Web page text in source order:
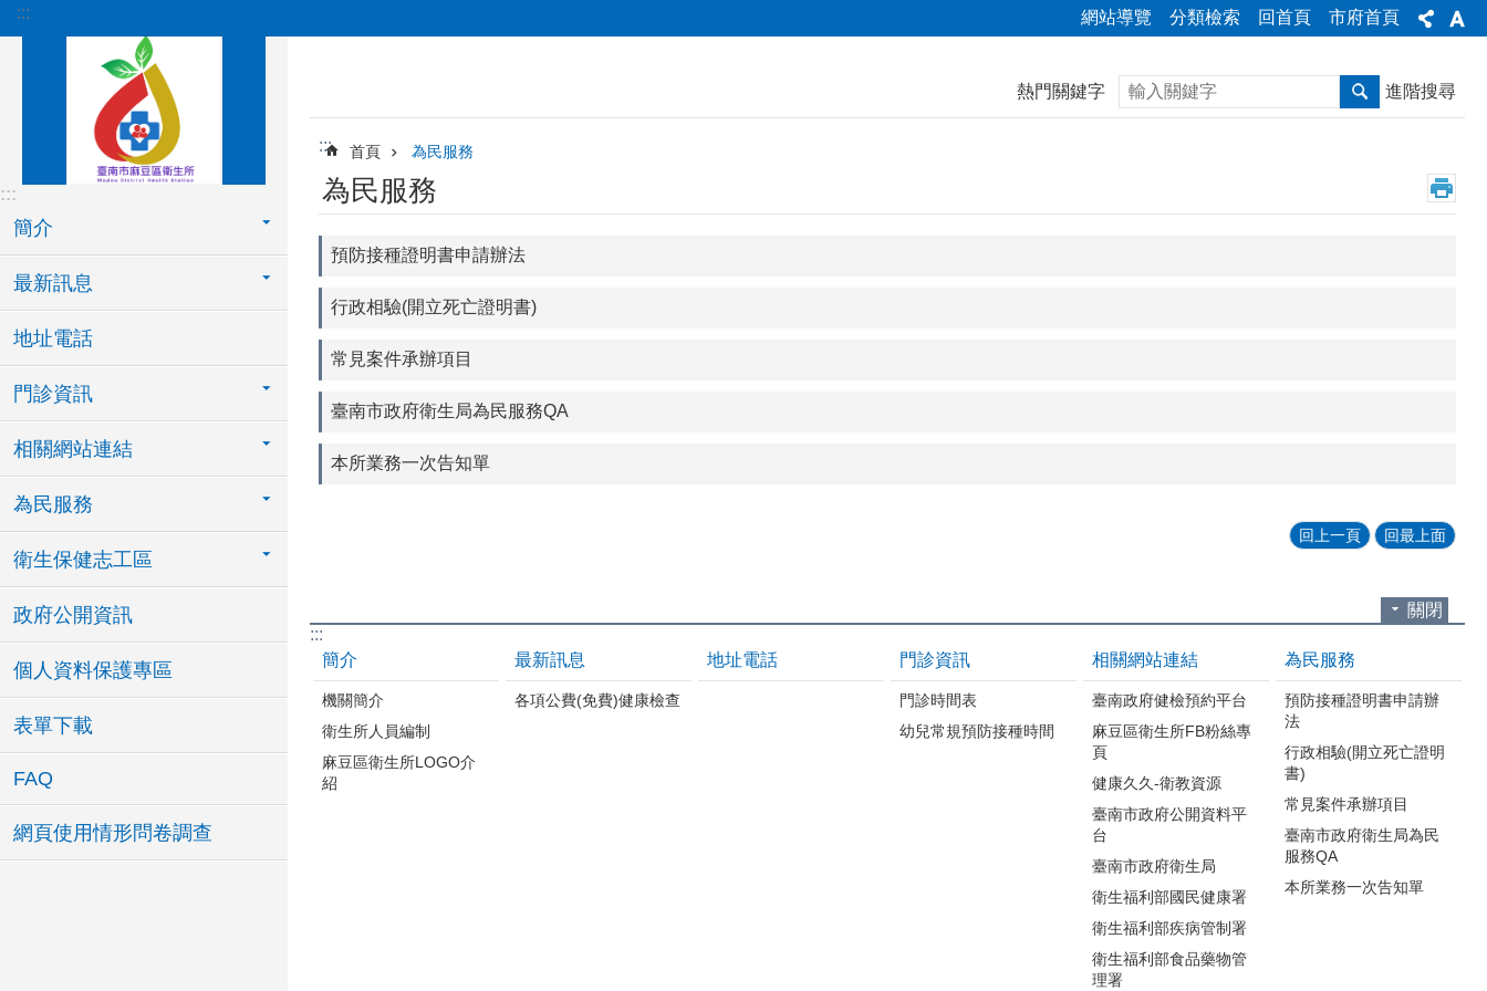
跳到主要內容區塊
::: 網站導覽 分類檢索 回首頁 市府首頁
:::
簡介
最新訊息
地址電話
門診資訊
相關網站連結
為民服務
衛生保健志工區
政府公開資訊
個人資料保護專區
表單下載
FAQ
網頁使用情形問卷調查
熱門關鍵字 搜尋 進階搜尋
::: 首頁 為民服務
為民服務
預防接種證明書申請辦法
行政相驗(開立死亡證明書)
常見案件承辦項目
臺南市政府衛生局為民服務QA
本所業務一次告知單
回上一頁 回最上面
關閉
:::
簡介
機關簡介
衛生所人員編制
麻豆區衛生所LOGO介
紹
最新訊息
各項公費(免費)健康檢查
地址電話 門診資訊
門診時間表
幼兒常規預防接種時間
相關網站連結
臺南政府健檢預約平台
麻豆區衛生所FB粉絲專
頁
健康久久-衛教資源
臺南市政府公開資料平
台
臺南市政府衛生局
衛生福利部國民健康署
衛生福利部疾病管制署
衛生福利部食品藥物管
理署
為民服務
預防接種證明書申請辦
法
行政相驗(開立死亡證明
書)
常見案件承辦項目
臺南市政府衛生局為民
服務QA
本所業務一次告知單